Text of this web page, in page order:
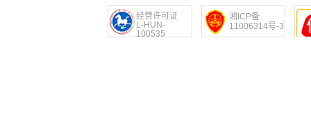
经营许可证
L-HUN-
100535
湘ICP备
11006314号-3